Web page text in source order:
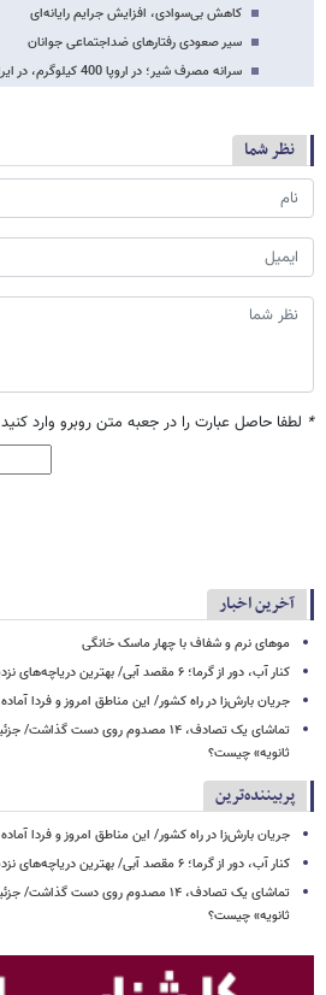
کاهش بی‌سوادی، افزایش جرایم رایانه‌ای
سیر صعودی رفتارهای ضداجتماعی جوانان
سرانه مصرف شیر؛ در اروپا 400 کیلوگرم، در ایران 90 کیلوگرم
نظر شما
* لطفا حاصل عبارت را در جعبه متن روبرو وارد کنید
آخرین اخبار
موهای نرم و شفاف با چهار ماسک خانگی
کنار آب، دور از گرما؛ ۶ مقصد آبی/ بهترین دریاچه‌های نزدیک تهران
جریان بارش‌زا در راه کشور/ این مناطق امروز و فردا
تماشای یک تصادف، ۱۴ مصدوم روی دست
ثانویه» چیست؟
پربیننده‌ترین
جریان بارش‌زا در راه کشور/ این مناطق امروز و فردا
کنار آب، دور از گرما؛ ۶ مقصد آبی/ بهترین دریاچه‌های نزدیک تهران
تماشای یک تصادف، ۱۴ مصدوم روی دست
ثانویه» چیست؟